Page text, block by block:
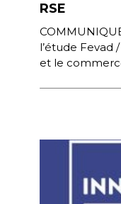
RSE
l’étude Fevad
et le